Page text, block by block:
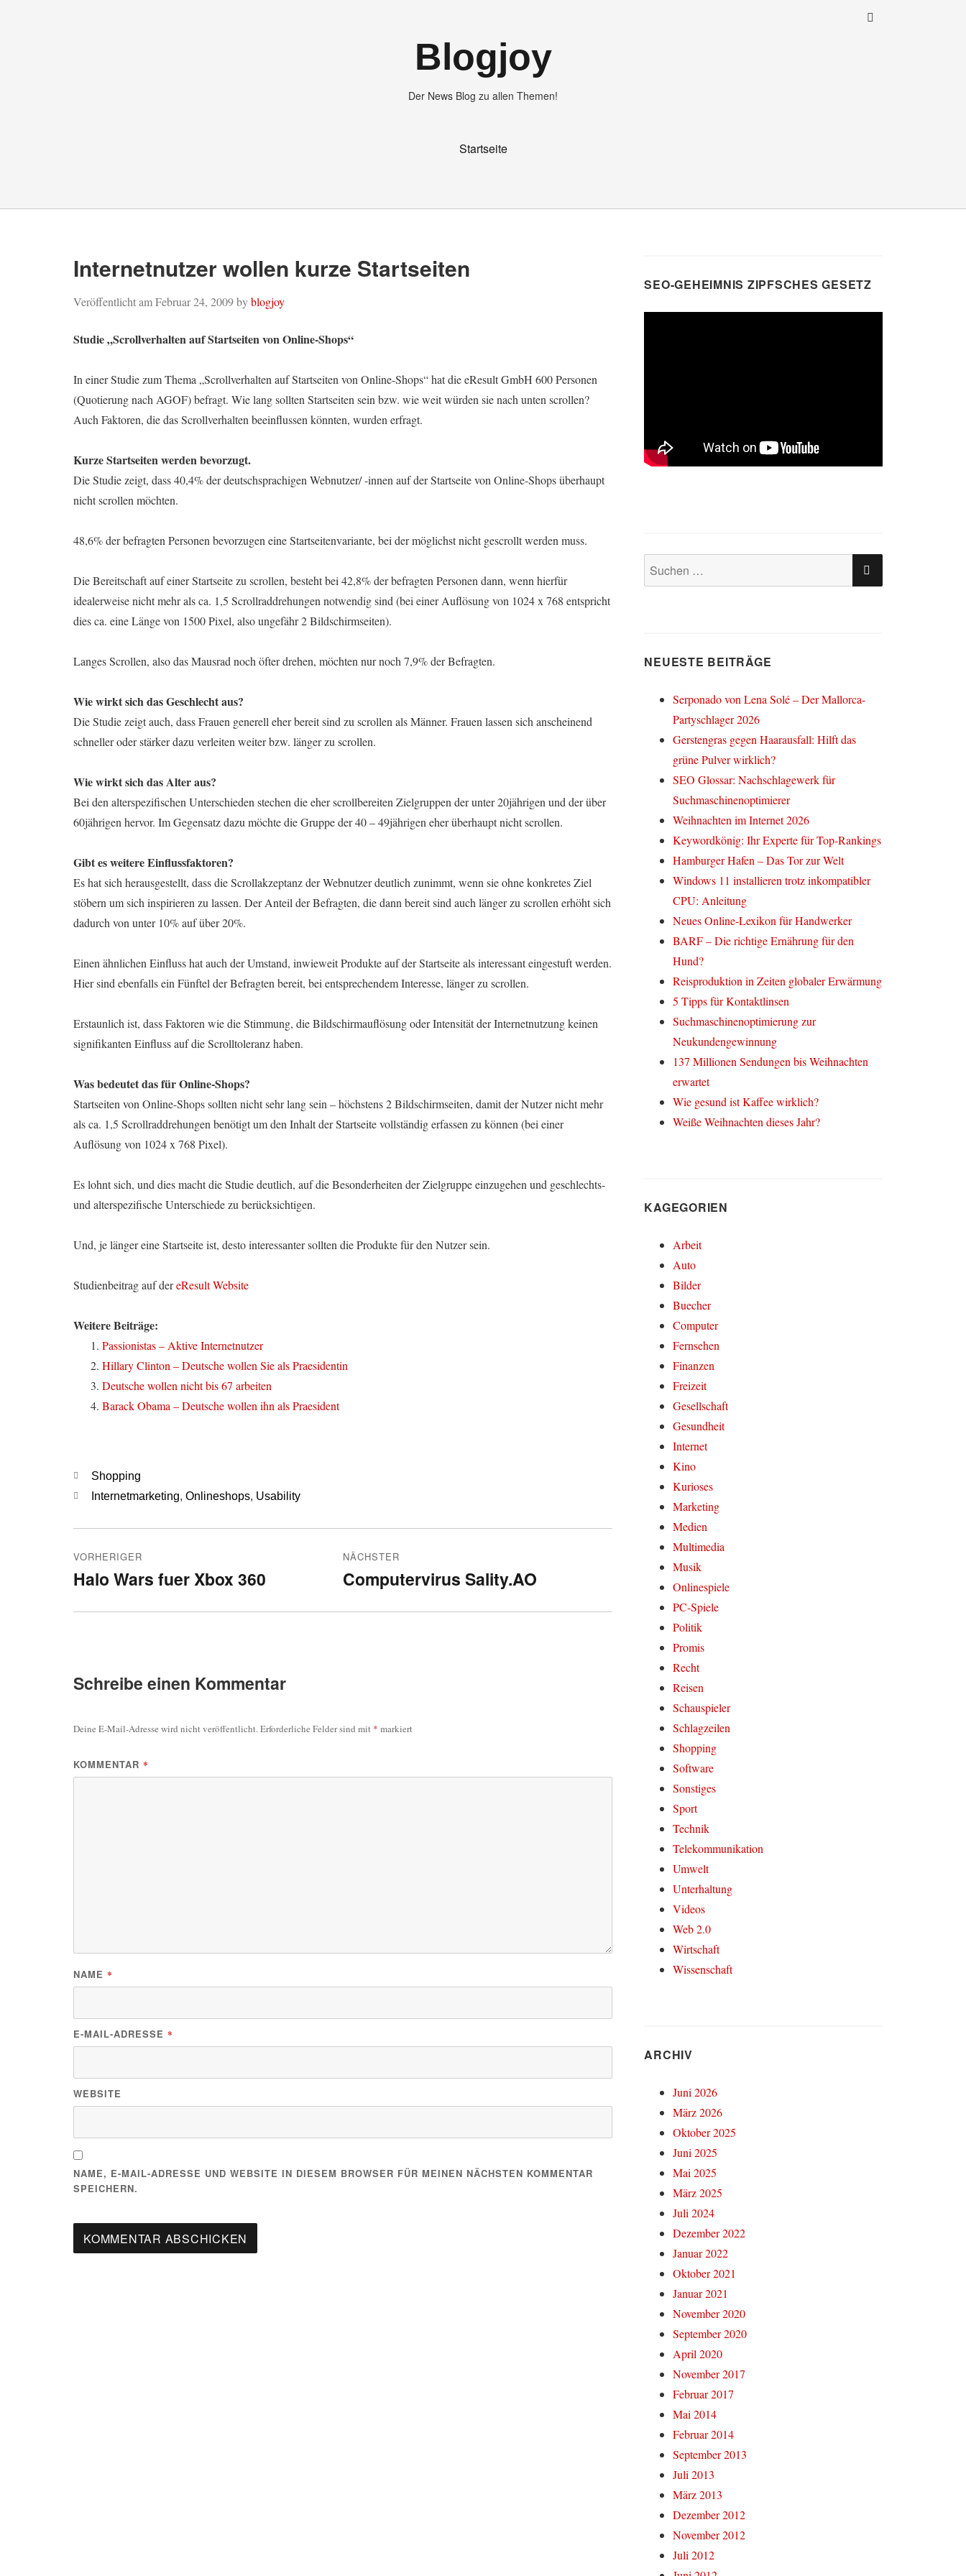
Blogjoy
Der News Blog zu allen Themen!
Startseite
Internetnutzer wollen kurze Startseiten
Veröffentlicht amFebruar 24, 2009byblogjoy
Studie „Scrollverhalten auf Startseiten von Online-Shops“
In einer Studie zum Thema „Scrollverhalten auf Startseiten von Online-Shops“ hat die eResult GmbH 600 Personen
(Quotierung nach AGOF) befragt. Wie lang sollten Startseiten sein bzw. wie weit würden sie nach unten scrollen?
Auch Faktoren, die das Scrollverhalten beeinflussen könnten, wurden erfragt.
Kurze Startseiten werden bevorzugt.
Die Studie zeigt, dass 40,4% der deutschsprachigen Webnutzer/ -innen auf der Startseite von Online-Shops überhaupt
nicht scrollen möchten.
48,6% der befragten Personen bevorzugen eine Startseitenvariante, bei der möglichst nicht gescrollt werden muss.
Die Bereitschaft auf einer Startseite zu scrollen, besteht bei 42,8% der befragten Personen dann, wenn hierfür
idealerweise nicht mehr als ca. 1,5 Scrollraddrehungen notwendig sind (bei einer Auflösung von 1024 x 768 entspricht
dies ca. eine Länge von 1500 Pixel, also ungefähr 2 Bildschirmseiten).
Langes Scrollen, also das Mausrad noch öfter drehen, möchten nur noch 7,9% der Befragten.
Wie wirkt sich das Geschlecht aus?
Die Studie zeigt auch, dass Frauen generell eher bereit sind zu scrollen als Männer. Frauen lassen sich anscheinend
schneller oder stärker dazu verleiten weiter bzw. länger zu scrollen.
Wie wirkt sich das Alter aus?
Bei den alterspezifischen Unterschieden stechen die eher scrollbereiten Zielgruppen der unter 20jährigen und der über
60jährigen hervor. Im Gegensatz dazu möchte die Gruppe der 40 – 49jährigen eher überhaupt nicht scrollen.
Gibt es weitere Einflussfaktoren?
Es hat sich herausgestellt, dass die Scrollakzeptanz der Webnutzer deutlich zunimmt, wenn sie ohne konkretes Ziel
stöbern um sich inspirieren zu lassen. Der Anteil der Befragten, die dann bereit sind auch länger zu scrollen erhöht sich
dadurch von unter 10% auf über 20%.
Einen ähnlichen Einfluss hat auch der Umstand, inwieweit Produkte auf der Startseite als interessant eingestuft werden.
Hier sind ebenfalls ein Fünftel der Befragten bereit, bei entsprechendem Interesse, länger zu scrollen.
Erstaunlich ist, dass Faktoren wie die Stimmung, die Bildschirmauflösung oder Intensität der Internetnutzung keinen
signifikanten Einfluss auf die Scrolltoleranz haben.
Was bedeutet das für Online-Shops?
Startseiten von Online-Shops sollten nicht sehr lang sein – höchstens 2 Bildschirmseiten, damit der Nutzer nicht mehr
als ca. 1,5 Scrollraddrehungen benötigt um den Inhalt der Startseite vollständig erfassen zu können (bei einer
Auflösung von 1024 x 768 Pixel).
Es lohnt sich, und dies macht die Studie deutlich, auf die Besonderheiten der Zielgruppe einzugehen und geschlechts-
und alterspezifische Unterschiede zu berücksichtigen.
Und, je länger eine Startseite ist, desto interessanter sollten die Produkte für den Nutzer sein.
Studienbeitrag auf dereResult Website
Weitere Beiträge:
Passionistas – Aktive Internetnutzer
Hillary Clinton – Deutsche wollen Sie als Praesidentin
Deutsche wollen nicht bis 67 arbeiten
Barack Obama – Deutsche wollen ihn als Praesident
Kategorien
Shopping
Schlagwörter
Internetmarketing, Onlineshops, Usability
VORHERIGER
Vorheriger
Halo Wars fuer Xbox 360
NÄCHSTER
Nächster
Computervirus Sality.AO
Schreibe einen Kommentar
Deine E-Mail-Adresse wird nicht veröffentlicht.Erforderliche Felder sind mit * markiert
KOMMENTAR *
NAME *
E-MAIL-ADRESSE *
WEBSITE
NAME, E-MAIL-ADRESSE UND WEBSITE IN DIESEM BROWSER FÜR MEINEN NÄCHSTEN KOMMENTAR
SPEICHERN.
SEO-GEHEIMNIS ZIPFSCHES GESETZ
Suchen
nach:
SUCHEN
NEUESTE BEITRÄGE
Serponado von Lena Solé – Der Mallorca-
Partyschlager 2026
Gerstengras gegen Haarausfall: Hilft das
grüne Pulver wirklich?
SEO Glossar: Nachschlagewerk für
Suchmaschinenoptimierer
Weihnachten im Internet 2026
Keywordkönig: Ihr Experte für Top-Rankings
Hamburger Hafen – Das Tor zur Welt
Windows 11 installieren trotz inkompatibler
CPU: Anleitung
Neues Online-Lexikon für Handwerker
BARF – Die richtige Ernährung für den
Hund?
Reisproduktion in Zeiten globaler Erwärmung
5 Tipps für Kontaktlinsen
Suchmaschinenoptimierung zur
Neukundengewinnung
137 Millionen Sendungen bis Weihnachten
erwartet
Wie gesund ist Kaffee wirklich?
Weiße Weihnachten dieses Jahr?
KAGEGORIEN
Arbeit
Auto
Bilder
Buecher
Computer
Fernsehen
Finanzen
Freizeit
Gesellschaft
Gesundheit
Internet
Kino
Kurioses
Marketing
Medien
Multimedia
Musik
Onlinespiele
PC-Spiele
Politik
Promis
Recht
Reisen
Schauspieler
Schlagzeilen
Shopping
Software
Sonstiges
Sport
Technik
Telekommunikation
Umwelt
Unterhaltung
Videos
Web 2.0
Wirtschaft
Wissenschaft
ARCHIV
Juni 2026
März 2026
Oktober 2025
Juni 2025
Mai 2025
März 2025
Juli 2024
Dezember 2022
Januar 2022
Oktober 2021
Januar 2021
November 2020
September 2020
April 2020
November 2017
Februar 2017
Mai 2014
Februar 2014
September 2013
Juli 2013
März 2013
Dezember 2012
November 2012
Juli 2012